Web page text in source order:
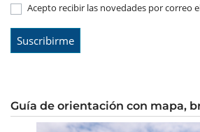
Acepto recibir las novedades por correo
Guía de orientación con mapa,